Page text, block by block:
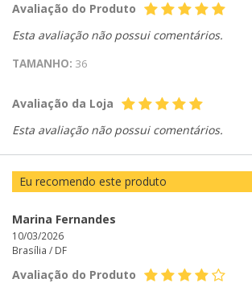
Avaliação do Produto
Esta avaliação não possui comentários.
TAMANHO: 36
Avaliação da Loja
Esta avaliação não possui comentários.
Eu recomendo este produto
Marina Fernandes
10/03/2026
Brasília / DF
Avaliação do Produto